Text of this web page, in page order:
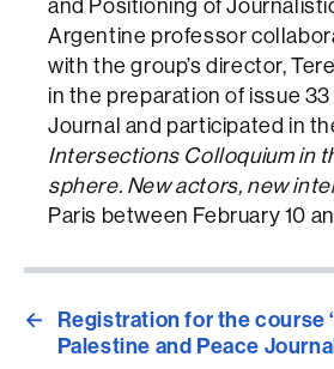
and Positioning of
Argentine professor
with the group’s director,
in the preparation of issue
Journal and participated in
Intersections Colloquium in
sphere. New actors, new
Paris between February 10
←
Registration for the course
Palestine and Peace